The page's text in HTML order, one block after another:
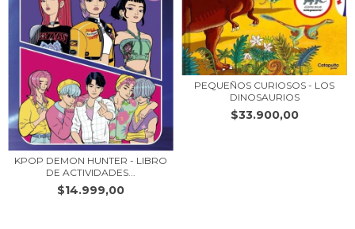
KPOP DEMON HUNTER - LIBRO
DE ACTIVIDADES...
$14.999,00
PEQUEÑOS CURIOSOS - LOS
DINOSAURIOS
$33.900,00